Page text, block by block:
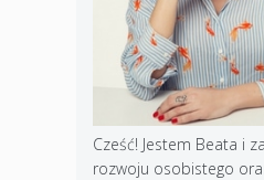
Cześć! Jestem Beata i
rozwoju osobistego